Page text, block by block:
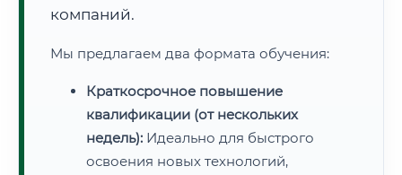
компаний.
Мы предлагаем два формата обучения:
Краткосрочное повышение
квалификации (от нескольких
недель): Идеально для быстрого
освоения новых технологий,